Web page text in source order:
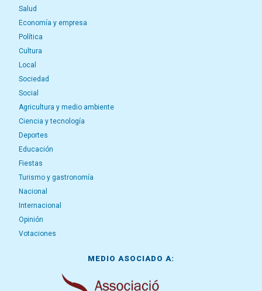
Salud
Economía y empresa
Política
Cultura
Local
Sociedad
Social
Agricultura y medio ambiente
Ciencia y tecnología
Deportes
Educación
Fiestas
Turismo y gastronomía
Nacional
Internacional
Opinión
Votaciones
MEDIO ASOCIADO A: